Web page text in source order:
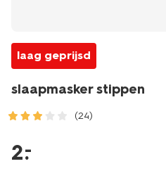
laag geprijsd
slaapmasker stippen
(24)
onderweg/reizen/
stippen-
2.
–